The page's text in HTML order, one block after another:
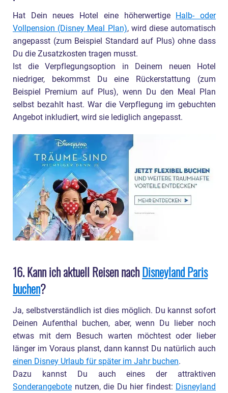
Hat Dein neues Hotel eine höherwertige Halb- oder
Vollpension (Disney Meal Plan), wird diese automatisch
angepasst (zum Beispiel Standard auf Plus) ohne dass
Du die Zusatzkosten tragen musst.
Ist die Verpflegungsoption in Deinem neuen Hotel
niedriger, bekommst Du eine Rückerstattung (zum
Beispiel Premium auf Plus), wenn Du den Meal Plan
selbst bezahlt hast. War die Verpflegung im gebuchten
Angebot inkludiert, wird sie lediglich angepasst.
16. Kann ich aktuell Reisen nachDisneyland Paris
buchen?
Ja, selbstverständlich ist dies möglich. Du kannst sofort
Deinen Aufenthal buchen, aber, wenn Du lieber noch
etwas mit dem Besuch warten möchtest oder lieber
länger im Voraus planst, dann kannst Du natürlich auch
einen Disney Urlaub für später im Jahr buchen.
Dazu kannst Du auch eines der attraktiven
Sonderangebote nutzen, die Du hier findest: Disneyland